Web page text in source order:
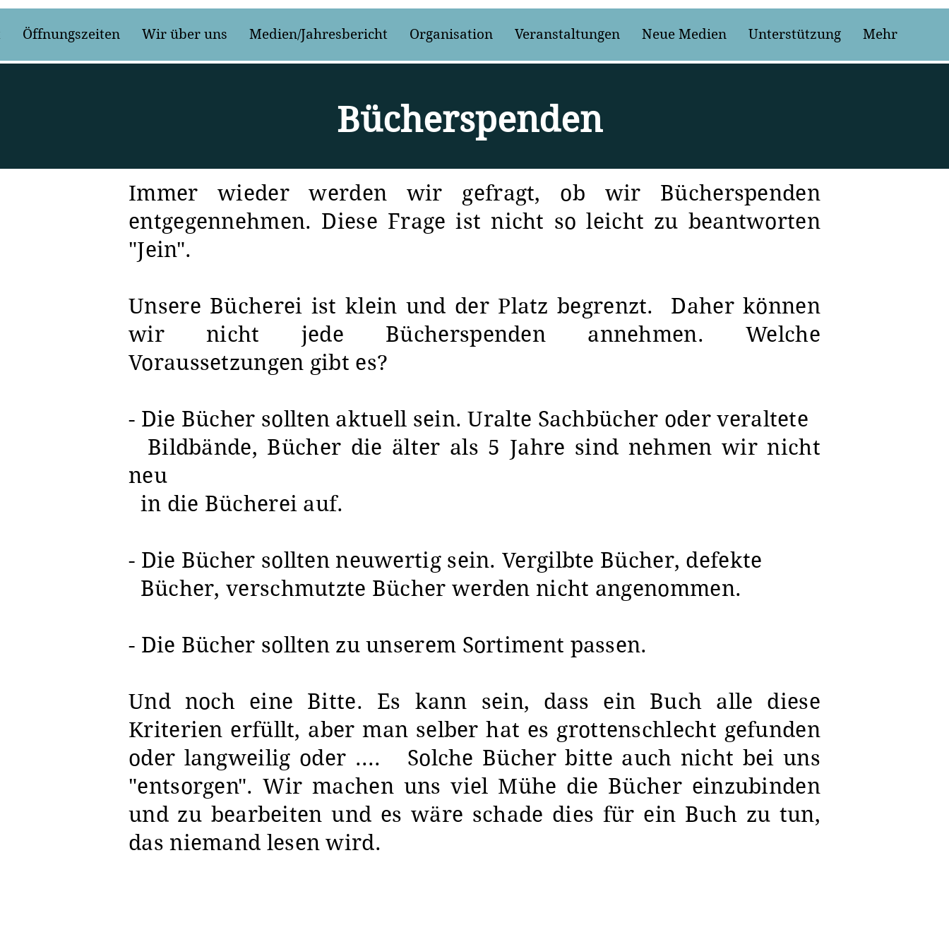
Öffnungszeiten Wir über uns Medien/Jahresbericht Organisation Veranstaltungen Neue Medien Unterstützung Mehr
Bücherspenden
Immer wieder werden wir gefragt, ob wir Bücherspenden
entgegennehmen. Diese Frage ist nicht so leicht zu beantworten
"Jein".
Unsere Bücherei ist klein und der Platz begrenzt. Daher können
wir nicht jede Bücherspenden annehmen. Welche
Voraussetzungen gibt es?
- Die Bücher sollten aktuell sein. Uralte Sachbücher oder veraltete
Bildbände, Bücher die älter als 5 Jahre sind nehmen wir nicht
neu
in die Bücherei auf.
- Die Bücher sollten neuwertig sein. Vergilbte Bücher, defekte
Bücher, verschmutzte Bücher werden nicht angenommen.
- Die Bücher sollten zu unserem Sortiment passen.
Und noch eine Bitte. Es kann sein, dass ein Buch alle diese
Kriterien erfüllt, aber man selber hat es grottenschlecht gefunden
oder langweilig oder .... Solche Bücher bitte auch nicht bei uns
"entsorgen". Wir machen uns viel Mühe die Bücher einzubinden
und zu bearbeiten und es wäre schade dies für ein Buch zu tun,
das niemand lesen wird.